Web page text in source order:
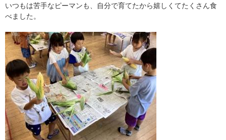
いつもは苦手なピーマンも、自分で育てたから嬉しくてたくさん食
べました。